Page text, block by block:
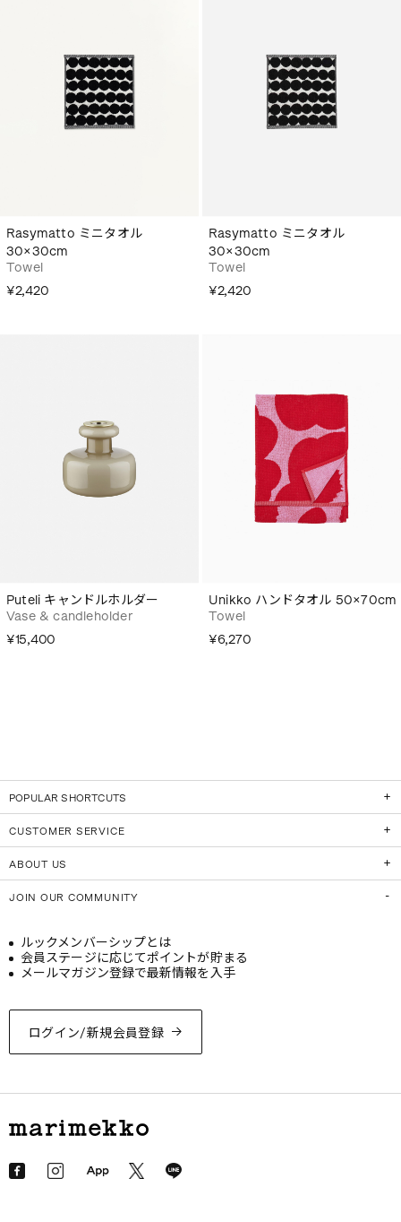
Rasymatto ミニタオル
30×30cm
Towel
¥2,420
Rasymatto ミニタオル
30×30cm
Towel
¥2,420
Puteli キャンドルホルダー
Vase & candleholder
¥15,400
Unikko ハンドタオル 50×70cm
Towel
¥6,270
POPULAR SHORTCUTS
CUSTOMER SERVICE
ABOUT US
JOIN OUR COMMUNITY
ログイン/新規会員登録
ルックメンバーシップとは
会員ステージに応じてポイントが貯まる
メールマガジン登録で最新情報を入手